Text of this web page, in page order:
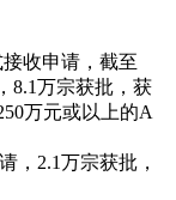
收申请，截至
8.1万宗获批，获
万元或以上的A
，2.1万宗获批，